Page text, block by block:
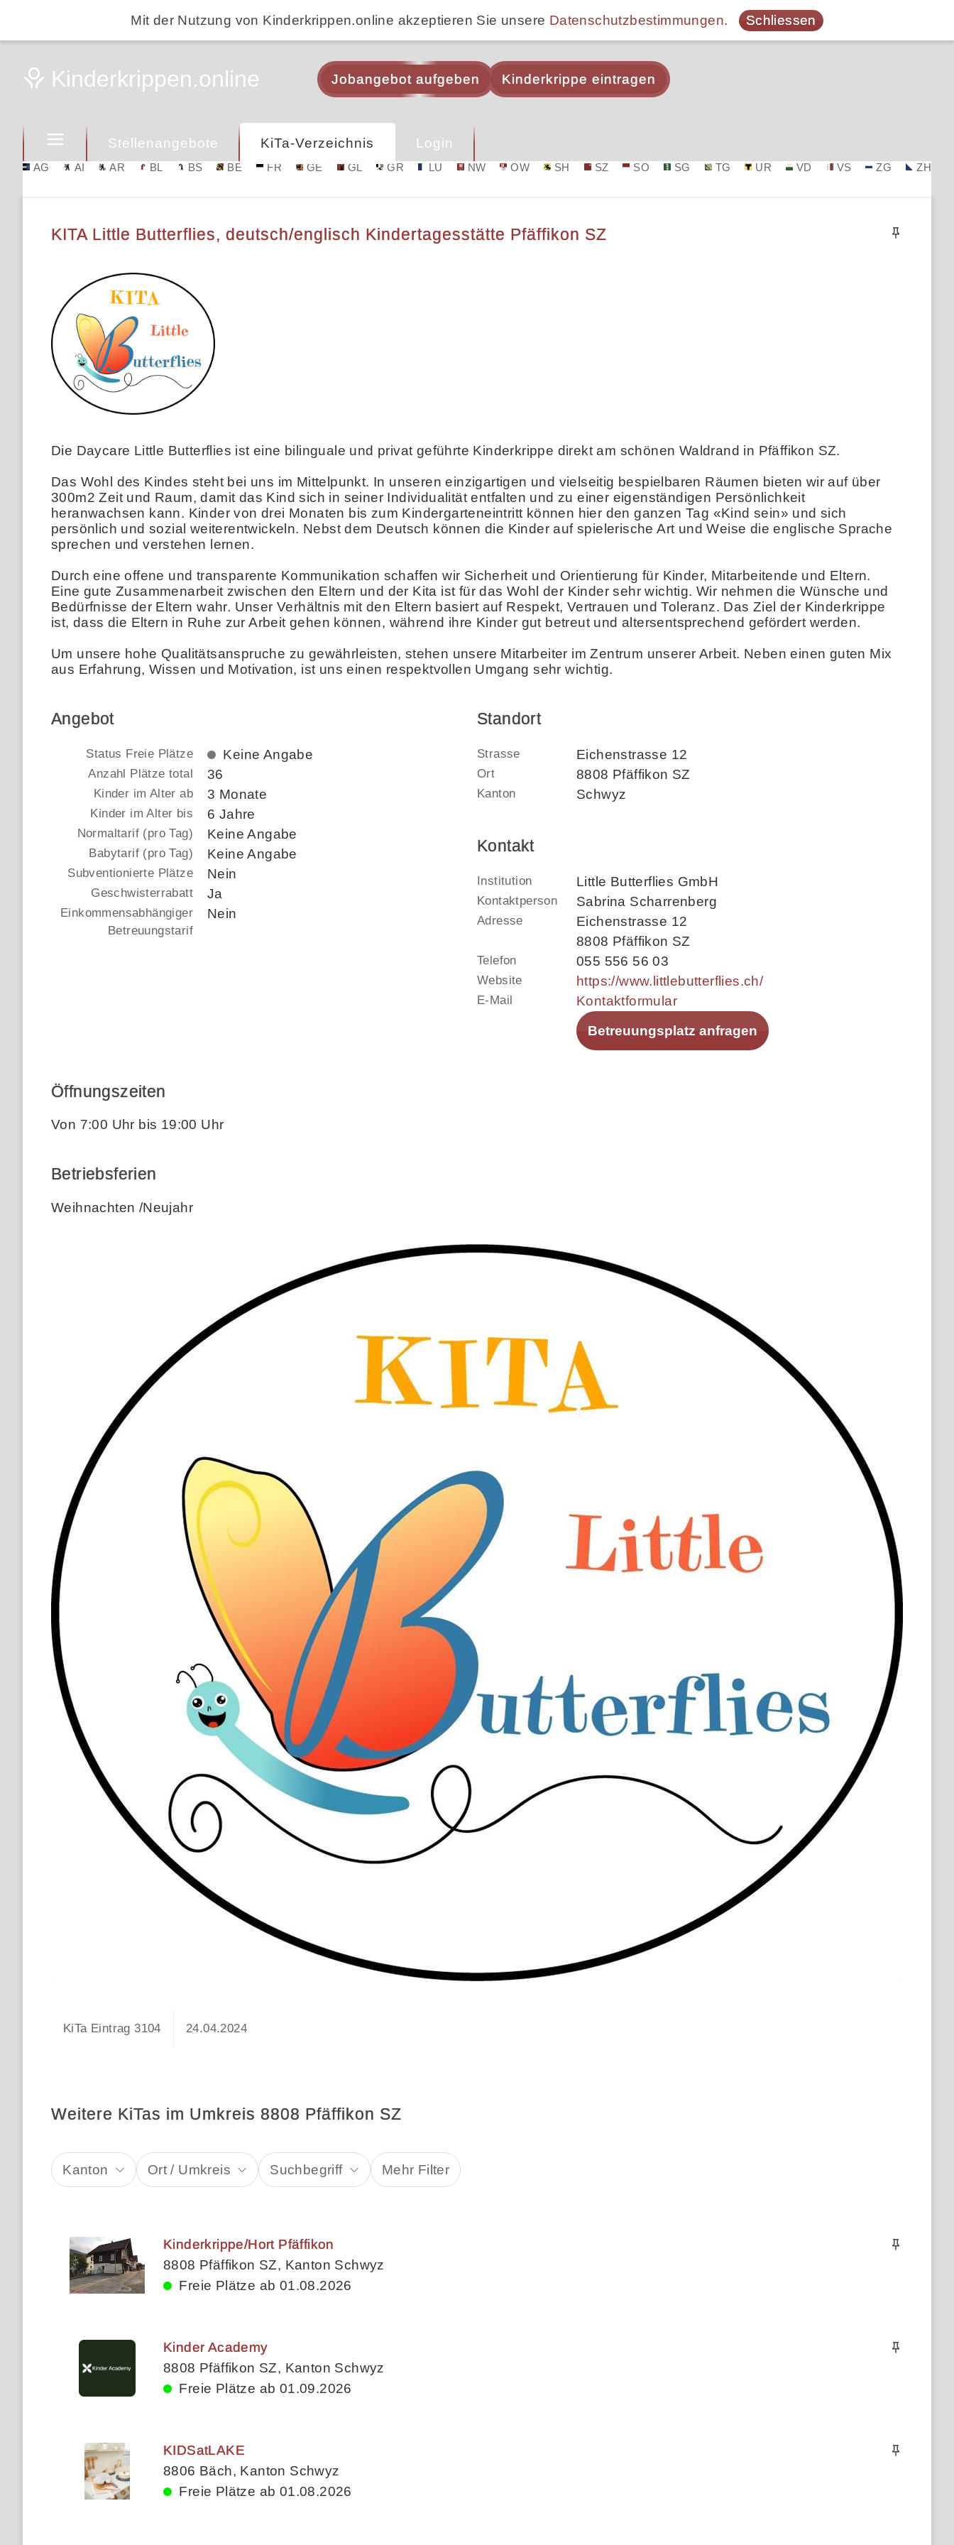
Mit der Nutzung von Kinderkrippen.online akzeptieren Sie unsere Datenschutzbestimmungen. Schliessen
Jobangebot aufgeben Kinderkrippe eintragen
Stellenangebote KiTa-Verzeichnis Login
AG AI AR BL BS BE FR GE GL GR LU NW OW SH SZ SO SG TG UR VD VS ZG ZH
KITA Little Butterflies, deutsch/englisch Kindertagesstätte Pfäffikon SZ
Die Daycare Little Butterflies ist eine bilinguale und privat geführte Kinderkrippe direkt am schönen Waldrand in Pfäffikon SZ.
Das Wohl des Kindes steht bei uns im Mittelpunkt. In unseren einzigartigen und vielseitig bespielbaren Räumen bieten wir auf über
300m2 Zeit und Raum, damit das Kind sich in seiner Individualität entfalten und zu einer eigenständigen Persönlichkeit
heranwachsen kann. Kinder von drei Monaten bis zum Kindergarteneintritt können hier den ganzen Tag «Kind sein» und sich
persönlich und sozial weiterentwickeln. Nebst dem Deutsch können die Kinder auf spielerische Art und Weise die englische Sprache
sprechen und verstehen lernen.
Durch eine offene und transparente Kommunikation schaffen wir Sicherheit und Orientierung für Kinder, Mitarbeitende und Eltern.
Eine gute Zusammenarbeit zwischen den Eltern und der Kita ist für das Wohl der Kinder sehr wichtig. Wir nehmen die Wünsche und
Bedürfnisse der Eltern wahr. Unser Verhältnis mit den Eltern basiert auf Respekt, Vertrauen und Toleranz. Das Ziel der Kinderkrippe
ist, dass die Eltern in Ruhe zur Arbeit gehen können, während ihre Kinder gut betreut und altersentsprechend gefördert werden.
Um unsere hohe Qualitätsanspruche zu gewährleisten, stehen unsere Mitarbeiter im Zentrum unserer Arbeit. Neben einen guten Mix
aus Erfahrung, Wissen und Motivation, ist uns einen respektvollen Umgang sehr wichtig.
Angebot
Status Freie Plätze Keine Angabe
Anzahl Plätze total 36
Kinder im Alter ab 3 Monate
Kinder im Alter bis 6 Jahre
Normaltarif (pro Tag) Keine Angabe
Babytarif (pro Tag) Keine Angabe
Subventionierte Plätze Nein
Geschwisterrabatt Ja
Einkommensabhängiger
Betreuungstarif
Nein
Standort
Strasse Eichenstrasse 12
Ort 8808 Pfäffikon SZ
Kanton Schwyz
Kontakt
Institution Little Butterflies GmbH
Kontaktperson Sabrina Scharrenberg
Adresse
Eichenstrasse 12
8808 Pfäffikon SZ
Telefon 055 556 56 03
Website https://www.littlebutterflies.ch/
E-Mail
Kontaktformular
Betreuungsplatz anfragen
Öffnungszeiten
Von 7:00 Uhr bis 19:00 Uhr
Betriebsferien
Weihnachten /Neujahr
KiTa Eintrag 3104 24.04.2024
Weitere KiTas im Umkreis 8808 Pfäffikon SZ
Kanton Ort / Umkreis Suchbegriff Mehr Filter
Kinderkrippe/Hort Pfäffikon
8808 Pfäffikon SZ, Kanton Schwyz
Freie Plätze ab 01.08.2026
Kinder Academy
8808 Pfäffikon SZ, Kanton Schwyz
Freie Plätze ab 01.09.2026
KIDSatLAKE
8806 Bäch, Kanton Schwyz
Freie Plätze ab 01.08.2026